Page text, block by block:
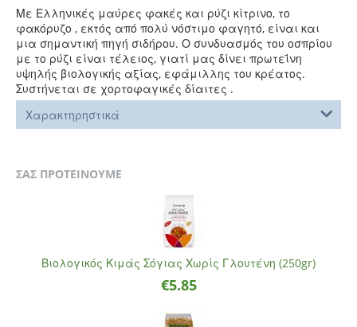
Με Ελληνικές μαύρες φακές και ρύζι κίτρινο, το
φακόρυζο , εκτός από πολύ νόστιμο φαγητό, είναι και
μια σημαντική πηγή σιδήρου. Ο συνδυασμός του οσπρίου
με το ρύζι είναι τέλειος, γιατί μας δίνει πρωτεΐνη
υψηλής βιολογικής αξίας, εφάμιλλης του κρέατος.
Συστήνεται σε χορτοφαγικές δίαιτες .
Χαρακτηρηστικά
ΣΑΣ ΠΡΟΤΕΙΝΟΥΜΕ
Βιολογικός Κιμάς Σόγιας Χωρίς Γλουτένη (250gr)
€5.85